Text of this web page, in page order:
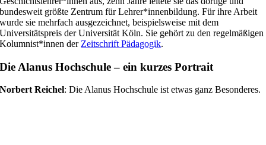
bundesweit größte Zentrum für Lehrer*innenbildung. Für ihre Arbeit
wurde sie mehrfach ausgezeichnet, beispielsweise mit dem
Universitätspreis der Universität Köln. Sie gehört zu den regelmäßigen
Kolumnist*innen der Zeitschrift Pädagogik.
Die Alanus Hochschule – ein kurzes Portrait
Norbert Reichel: Die Alanus Hochschule ist etwas ganz Besonderes.